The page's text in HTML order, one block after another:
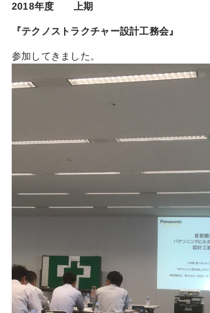
2018年度 上期
『テクノストラクチャー設計工務会』
参加してきました。